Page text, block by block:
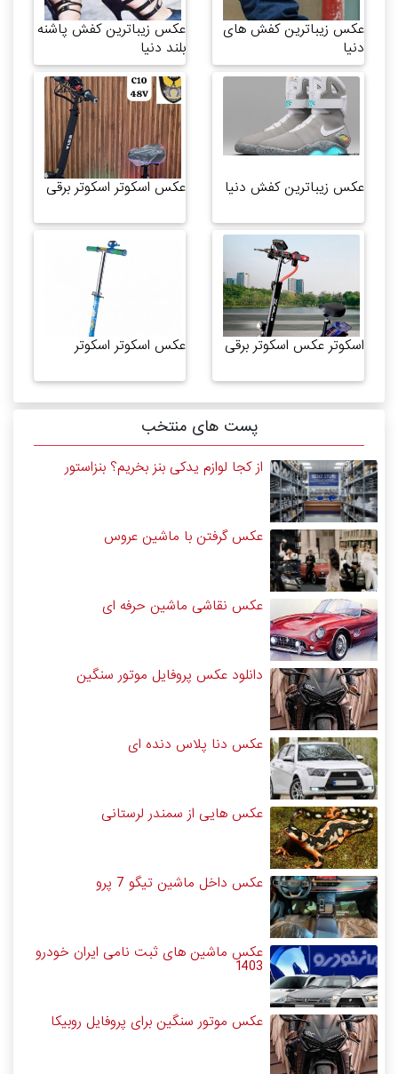
عکس زیباترین کفش های
دنیا
عکس زیباترین کفش پاشنه
بلند دنیا
عکس زیباترین کفش دنیا عکس اسکوتر اسکوتر برقی
اسکوتر عکس اسکوتر برقی عکس اسکوتر اسکوتر
پست های منتخب
از کجا لوازم یدکی بنز بخریم؟ بنزاستور
عکس گرفتن با ماشین عروس
عکس نقاشی ماشین حرفه ای
دانلود عکس پروفایل موتور سنگین
عکس دنا پلاس دنده ای
عکس هایی از سمندر لرستانی
عکس داخل ماشین تیگو 7 پرو
عکس ماشین های ثبت نامی ایران خودرو
1403
عکس موتور سنگین برای پروفایل روبیکا